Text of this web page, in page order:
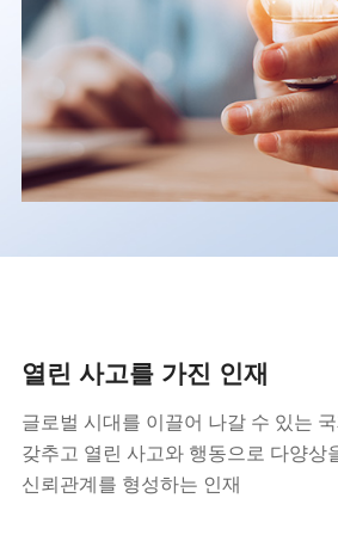
열린 사고를 가진 인재
글로벌 시대를 이끌어 나갈 수 있는
갖추고 열린 사고와 행동으로 다양상
신뢰관계를 형성하는 인재